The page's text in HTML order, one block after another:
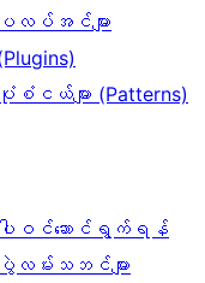
ပလပ်အင်များ
ပုံစံငယ်များ (Patterns)
ပါဝင်ဆောင်ရွက်ရန်
ပွဲလမ်းသဘင်များ